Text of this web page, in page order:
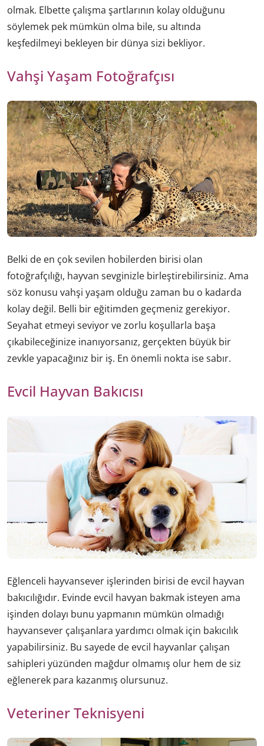
olmak. Elbette çalışma şartlarının kolay olduğunu
söylemek pek mümkün olma bile, su altında
keşfedilmeyi bekleyen bir dünya sizi bekliyor.
Vahşi Yaşam Fotoğrafçısı
Belki de en çok sevilen hobilerden birisi olan
fotoğrafçılığı, hayvan sevginizle birleştirebilirsiniz. Ama
söz konusu vahşi yaşam olduğu zaman bu o kadarda
kolay değil. Belli bir eğitimden geçmeniz gerekiyor.
Seyahat etmeyi seviyor ve zorlu koşullarla başa
çıkabileceğinize inanıyorsanız, gerçekten büyük bir
zevkle yapacağınız bir iş. En önemli nokta ise sabır.
Evcil Hayvan Bakıcısı
Eğlenceli hayvansever işlerinden birisi de evcil hayvan
bakıcılığıdır. Evinde evcil havyan bakmak isteyen ama
işinden dolayı bunu yapmanın mümkün olmadığı
hayvansever çalışanlara yardımcı olmak için bakıcılık
yapabilirsiniz. Bu sayede de evcil hayvanlar çalışan
sahipleri yüzünden mağdur olmamış olur hem de siz
eğlenerek para kazanmış olursunuz.
Veteriner Teknisyeni